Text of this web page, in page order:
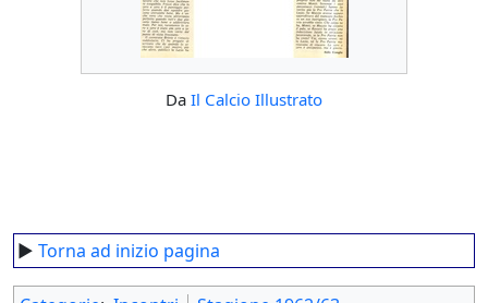
Da Il Calcio Illustrato
► Torna ad inizio pagina